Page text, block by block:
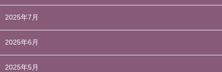
2025年7月
2025年6月
2025年5月